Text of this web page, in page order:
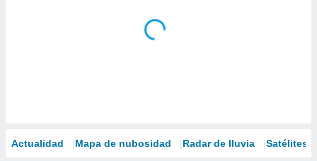
Actualidad Mapa de nubosidad Radar de lluvia Satélites